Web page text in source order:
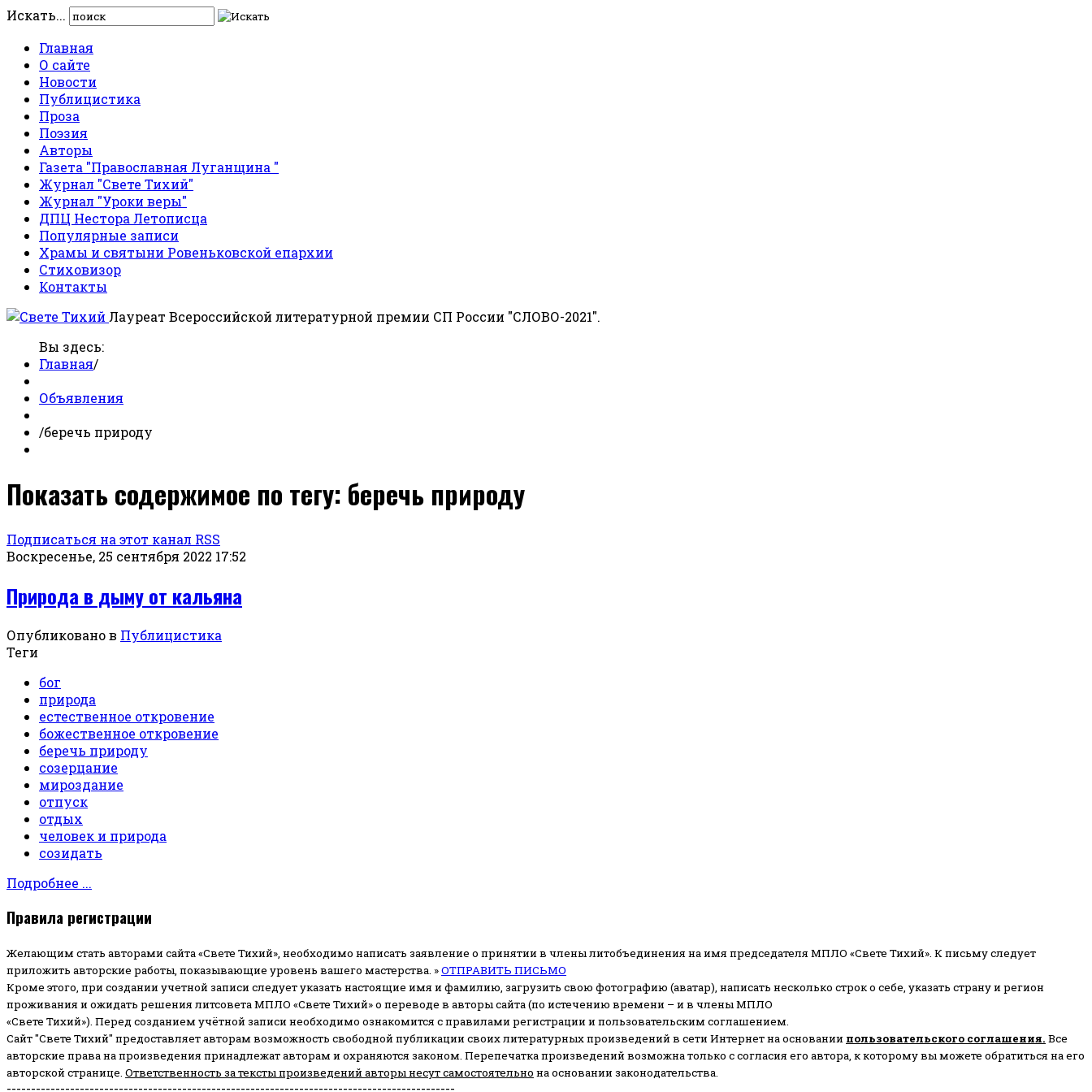
Искать...
Главная
О сайте
Новости
Публицистика
Проза
Поэзия
Авторы
Газета "Православная Луганщина "
Журнал "Свете Тихий"
Журнал "Уроки веры"
ДПЦ Нестора Летописца
Популярные записи
Храмы и святыни Ровеньковской епархии
Стиховизор
Контакты
Лауреат Всероссийской литературной премии СП России "СЛОВО-2021".
Вы здесь:
Главная/
Объявления
/беречь природу
Показать содержимое по тегу: беречь природу
Подписаться на этот канал RSS
Воскресенье, 25 сентября 2022 17:52
Природа в дыму от кальяна
Опубликовано в Публицистика
Теги
бог
природа
естественное откровение
божественное откровение
беречь природу
созерцание
мироздание
отпуск
отдых
человек и природа
созидать
Подробнее ...
Правила регистрации
Желающим стать авторами сайта «Свете Тихий», необходимо написать заявление о принятии в члены литобъединения на имя председателя МПЛО «Свете Тихий». К письму следует
приложить авторские работы, показывающие уровень вашего мастерства. »ОТПРАВИТЬ ПИСЬМО
Кроме этого, при создании учетной записи следует указать настоящие имя и фамилию, загрузить свою фотографию (аватар), написать несколько строк о себе, указать страну и регион
проживания и ожидать решения литсовета МПЛО «Свете Тихий» о переводе в авторы сайта (по истечению времени – и в члены МПЛО
«Свете Тихий»). Перед созданием учётной записи необходимо ознакомится с правилами регистрации и пользовательским соглашением.
Сайт "Свете Тихий" предоставляет авторам возможность свободной публикации своих литературных произведений в сети Интернет на основании пользовательского соглашения. Все
авторские права на произведения принадлежат авторам и охраняются законом. Перепечатка произведений возможна только с согласия его автора, к которому вы можете обратиться на его
авторской странице. Ответственность за тексты произведений авторы несут самостоятельно на основании законодательства.
--------------------------------------------------------------------------------------------